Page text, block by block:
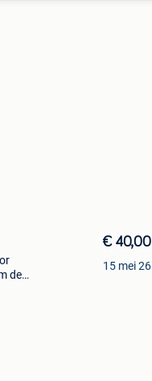
de
€ 40,00
15 mei 26